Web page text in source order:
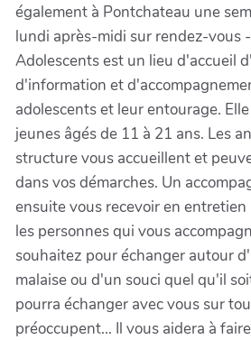
également à Pontchateau une
lundi après-midi sur rendez-vous
Adolescents est un lieu d'accueil
d'information et
adolescents et leur entourage.
jeunes âgés de 11 à 21 ans. Les
structure vous accueillent et
dans vos démarches. Un
ensuite vous recevoir en
les personnes qui vous
souhaitez pour échanger autour
malaise ou d'un souci quel qu'il
pourra échanger avec vous sur
préoccupent... Il vous aidera à